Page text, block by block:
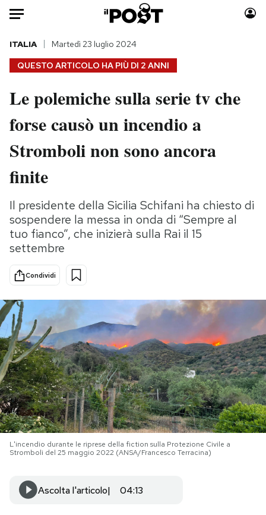
Auto
HOME
Italia
Politica
Tecnologia
Scienza
Cultura
Economia
Sport
Moda
Consumismi
Storie/Idee
Europa
Altrecose
Mondiali calcio 2026
NEWSLETTER
I MIEI PREFERITI
SHOP
CALENDARIO
AREA PERSONALE
QUESTO ARTICOLO HA PIÙ DI 2 ANNI
ITALIA Martedì 23 luglio 2024
Le polemiche sulla serie tv che
forse causò un incendio a
Stromboli non sono ancora
finite
Il presidente della Sicilia Schifani ha chiesto di
sospendere la messa in onda di “Sempre al
tuo fianco”, che inizierà sulla Rai il 15
settembre
Condividi
L'incendio durante le riprese della fiction sulla Protezione Civile a
Stromboli del 25 maggio 2022 (ANSA/Francesco Terracina)
Ascolta l'articolo 04:13